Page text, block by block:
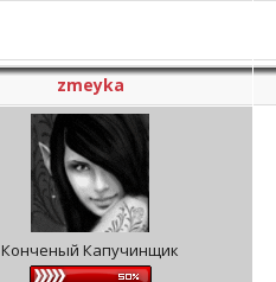
zmeyka
Конченый Капучинщик